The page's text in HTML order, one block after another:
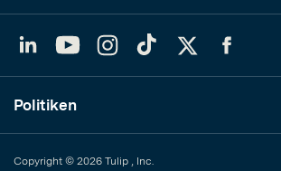
YouTubeInstagram
TikTok
Politiken
Copyright © 2026 Tulip , Inc.